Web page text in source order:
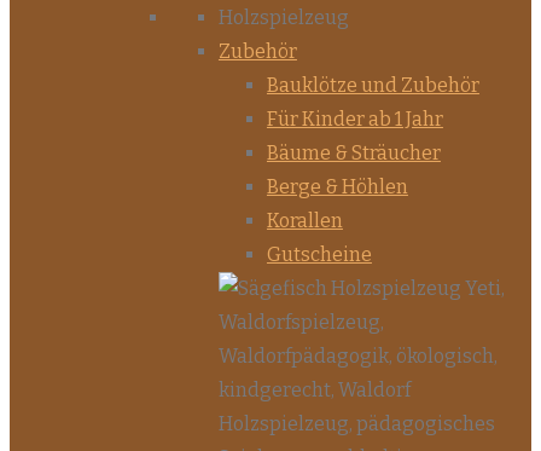
Zubehör
Bauklötze und Zubehör
Für Kinder ab 1 Jahr
Bäume & Sträucher
Berge & Höhlen
Korallen
Gutscheine